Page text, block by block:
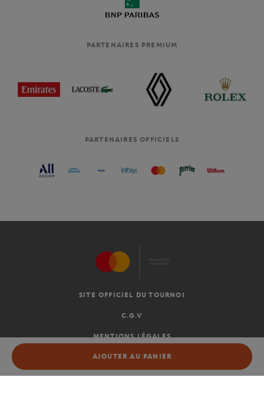
NON DISPONIBLE
AJOUTER AU PANIER
PARTENAIRES PREMIUM
PARTENAIRES OFFICIELS
SITE OFFICIEL DU TOURNOI
C.G.V
MENTIONS LÉGALES
FR-€